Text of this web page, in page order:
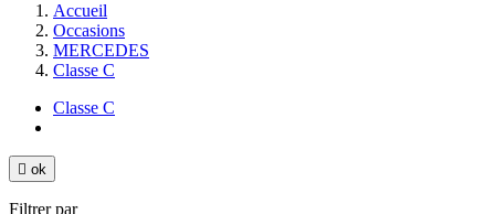
Accueil
Occasions
MERCEDES
Classe C
Classe C
 ok
Filtrer par